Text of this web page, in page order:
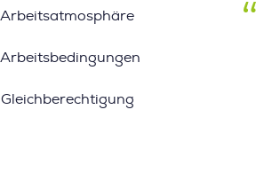
Arbeitsatmosphäre
Arbeitsbedingungen
Gleichberechtigung